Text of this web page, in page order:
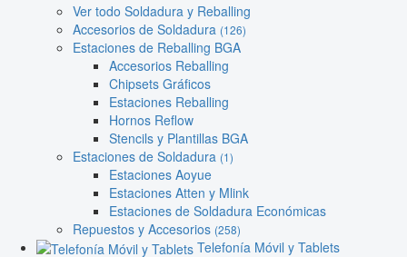
Ver todo Soldadura y Reballing
Accesorios de Soldadura (126)
Estaciones de Reballing BGA
Accesorios Reballing
Chipsets Gráficos
Estaciones Reballing
Hornos Reflow
Stencils y Plantillas BGA
Estaciones de Soldadura (1)
Estaciones Aoyue
Estaciones Atten y Mlink
Estaciones de Soldadura Económicas
Repuestos y Accesorios (258)
Telefonía Móvil y Tablets